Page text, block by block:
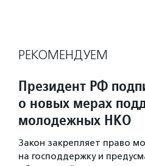
РЕКОМЕНДУЕМ
Президент РФ
о новых мерах
молодежных НКО
Закон закрепляет право
на господдержку и